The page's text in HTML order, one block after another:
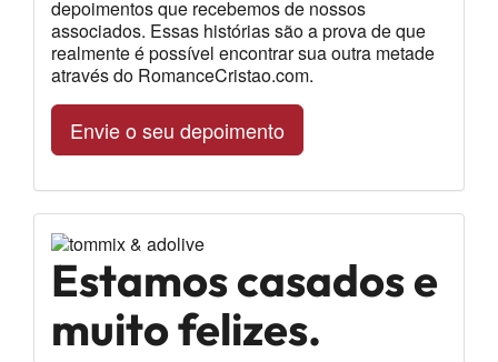
encontros
evangélicos
feito para
quem
procura um
amor em
Cristo.
depoimentos que recebemos de nossos
associados. Essas histórias são a prova de que
realmente é possível encontrar sua outra metade
através do RomanceCristao.com.
Envie o seu depoimento
Estamos casados e
muito felizes.